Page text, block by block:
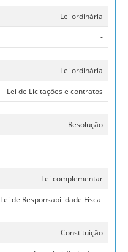
Lei ordinária
-
Lei ordinária
Lei de Licitações e contratos
Resolução
-
Lei complementar
Lei de Responsabilidade Fiscal
Constituição